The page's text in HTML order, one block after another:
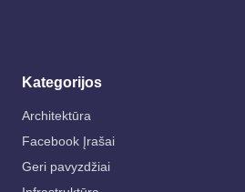
Kategorijos
Architektūra
Facebook Įrašai
Geri pavyzdžiai